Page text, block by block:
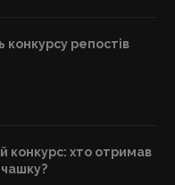
репостів
конкурс: хто отримав
чашку?